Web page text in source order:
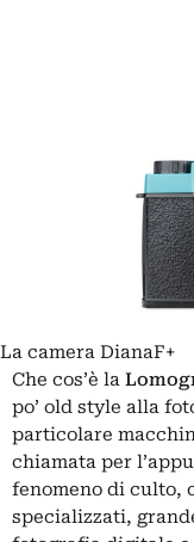
La camera DianaF+
Che cos’è la
po’ old style alla
particolare
chiamata per
fenomeno di culto,
specializzati,